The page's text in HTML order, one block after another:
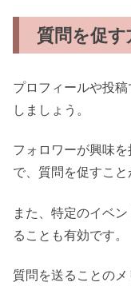
質問を促す
プロフィールや投
しましょう。
フォロワーが興味
で、質問を促すこと
また、特定のイベ
ることも有効です。
質問を送ることのメ